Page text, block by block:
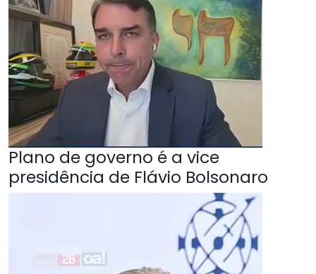
Plano de governo é a vice
presidência de Flávio Bolsonaro